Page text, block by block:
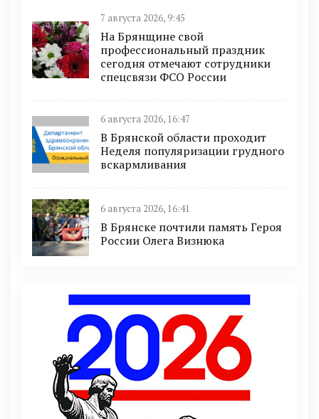
7 августа 2026, 9:45
На Брянщине свой
профессиональный праздник
сегодня отмечают сотрудники
спецсвязи ФСО России
6 августа 2026, 16:47
В Брянской области проходит
Неделя популяризации грудного
вскармливания
6 августа 2026, 16:41
В Брянске почтили память Героя
России Олега Визнюка